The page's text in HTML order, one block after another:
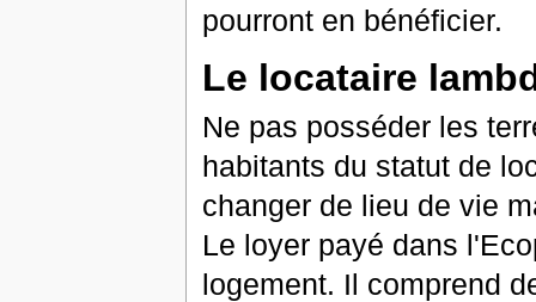
pourront en bénéficier.
Le locataire
Ne pas posséder les
habitants du statut de
changer de lieu de vie
Le loyer payé dans
logement. Il comprend